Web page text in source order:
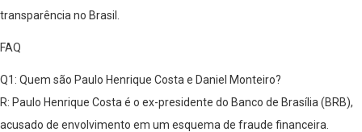
transparência no Brasil.
FAQ
Q1: Quem são Paulo Henrique Costa e Daniel Monteiro?
R: Paulo Henrique Costa é o ex-presidente do Banco de Brasília (BRB),
acusado de envolvimento em um esquema de fraude financeira.